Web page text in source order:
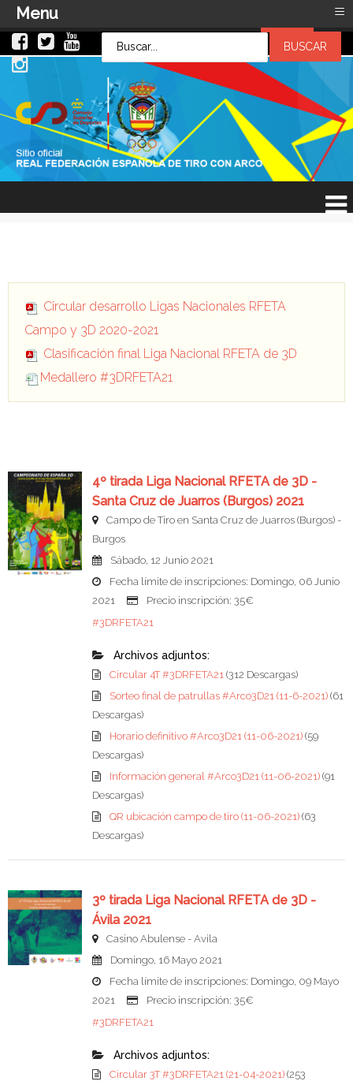
Circular desarrollo Ligas Nacionales RFETA
Campo y 3D 2020-2021
Clasificación final Liga Nacional RFETA de 3D
Medallero #3DRFETA21
4º tirada Liga Nacional RFETA de 3D -
Santa Cruz de Juarros (Burgos) 2021
Campo de Tiro en Santa Cruz de Juarros (Burgos) -
Burgos
Sábado, 12 Junio 2021
Fecha límite de inscripciones: Domingo, 06 Junio
2021
Precio inscripción: 35€
#3DRFETA21
Archivos adjuntos:
Circular 4T #3DRFETA21 (312 Descargas)
Sorteo final de patrullas #Arco3D21 (11-6-2021) (61
Descargas)
Horario definitivo #Arco3D21 (11-06-2021) (59
Descargas)
Información general #Arco3D21 (11-06-2021) (91
Descargas)
QR ubicación campo de tiro (11-06-2021) (63
Descargas)
3º tirada Liga Nacional RFETA de 3D -
Ávila 2021
Casino Abulense - Avila
Domingo, 16 Mayo 2021
Fecha límite de inscripciones: Domingo, 09 Mayo
2021
Precio inscripción: 35€
#3DRFETA21
Archivos adjuntos:
Circular 3T #3DRFETA21 (21-04-2021) (253
LOG INOR
Contraseña
Recuérdeme
Menu ≡